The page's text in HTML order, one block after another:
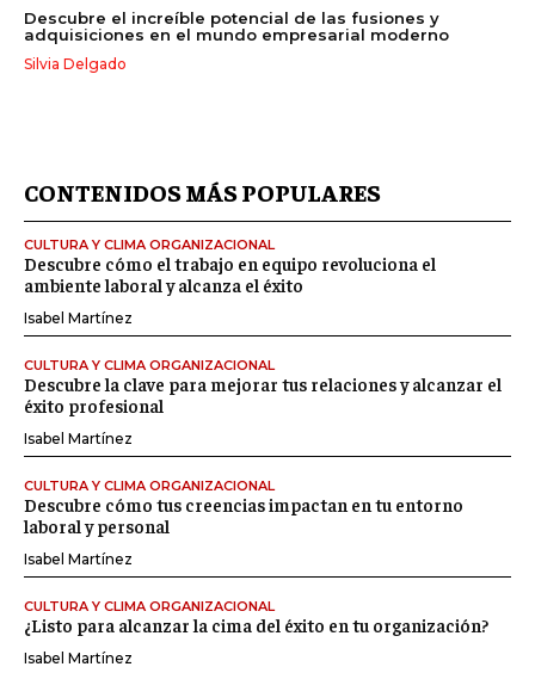
Descubre el increíble potencial de las fusiones y
adquisiciones en el mundo empresarial moderno
Silvia Delgado
CONTENIDOS MÁS POPULARES
CULTURA Y CLIMA ORGANIZACIONAL
Descubre cómo el trabajo en equipo revoluciona el
ambiente laboral y alcanza el éxito
Isabel Martínez
CULTURA Y CLIMA ORGANIZACIONAL
Descubre la clave para mejorar tus relaciones y alcanzar el
éxito profesional
Isabel Martínez
CULTURA Y CLIMA ORGANIZACIONAL
Descubre cómo tus creencias impactan en tu entorno
laboral y personal
Isabel Martínez
CULTURA Y CLIMA ORGANIZACIONAL
¿Listo para alcanzar la cima del éxito en tu organización?
Isabel Martínez